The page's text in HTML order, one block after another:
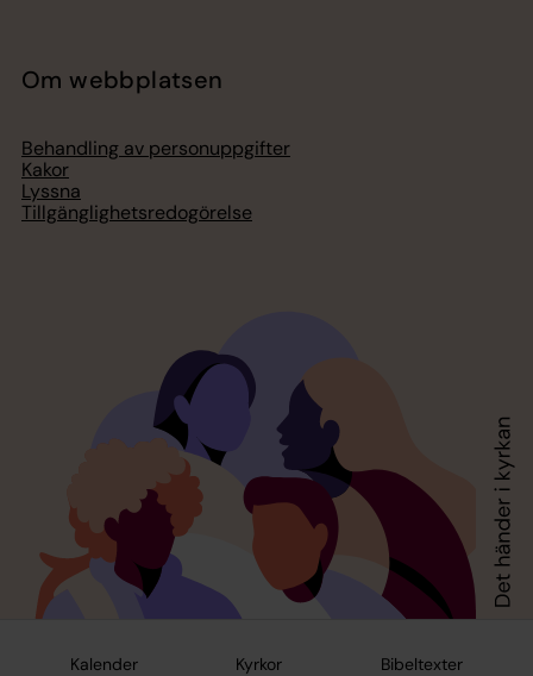
Kalender Kyrkor Bibeltexter
Om webbplatsen
Behandling av personuppgifter
Kakor
Lyssna
Tillgänglighetsredogörelse